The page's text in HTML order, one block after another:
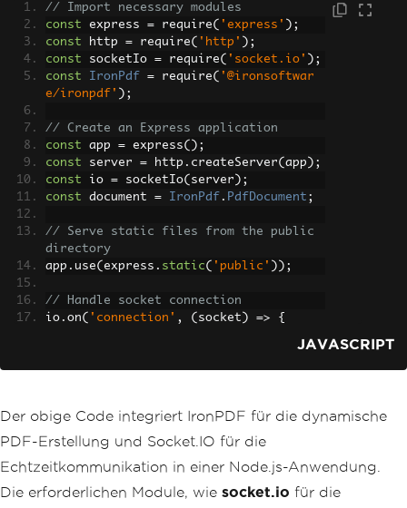
        title
: ITitle.value
        content
IContent .value
};
// Emit message event to the ser
ver
ge
);
// Clear input fields
ITitle.value = '';
IContent
value = '' ;
</script>
</body>
</html>
// Import necessary modules
const express = require( 'express' );
const http = require( 'http' );
const socketIo = require( 'socket.io' );
const
IronPdf = require( '@ironsoftwar
e/ironpdf' );
// Create an Express application
const app = express();
const server = http . createServer( app );
const io = socketIo( server );
const document = IronPdf . PdfDocument ;
// Serve static files from the public
directory
app . use( express . static( 'public' ));
// Handle socket connection
io . on( 'connection' , ( socket ) =>
{
// Handle PDF generation request
try
{
const pdfPath = await
            socket
.emit('pdfGenerate
d', { pdfUrl : pdfPath });
JAVASCRIPT
Der obige Code integriert IronPDF für die dynamische
PDF-Erstellung und Socket.IO für die
Echtzeitkommunikation in einer Node.js-Anwendung.
Die erforderlichen Module, wie socket.io für die